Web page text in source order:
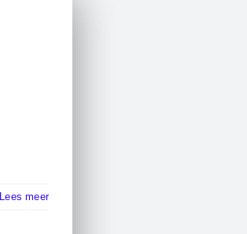
Lees meer